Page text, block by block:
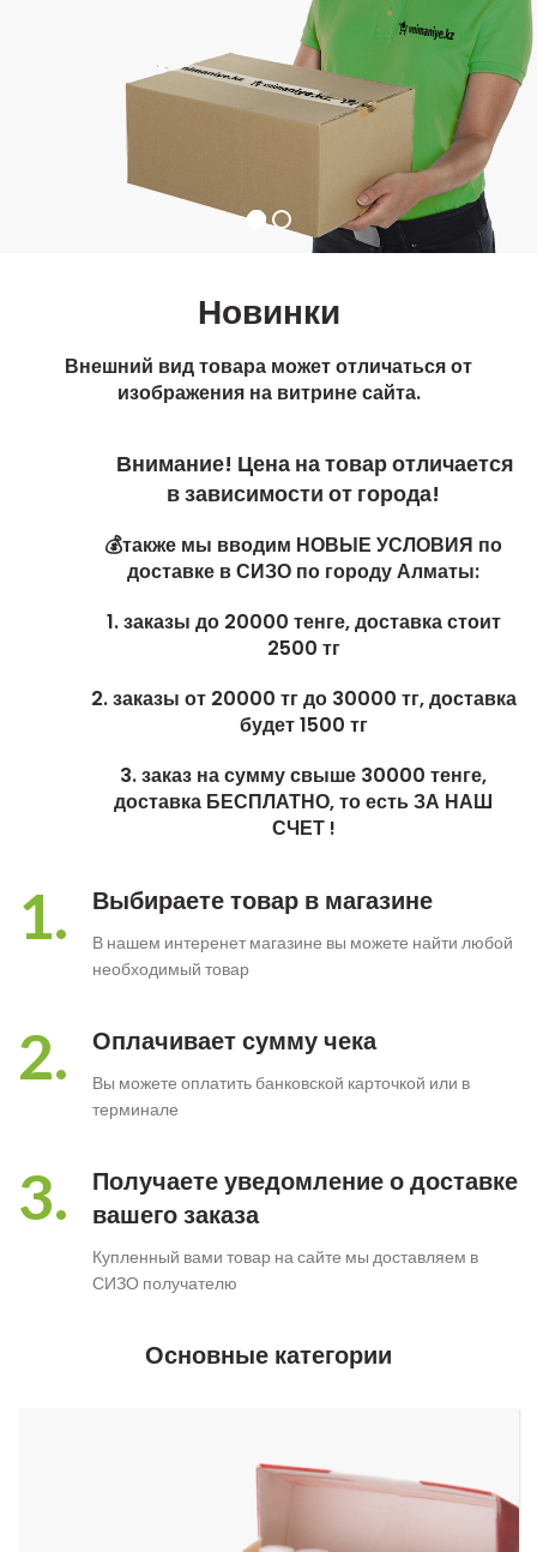
Новинки
Внешний вид товара может отличаться от
изображения на витрине сайта.
Внимание! Цена на товар отличается
в зависимости от города!
💰также мы вводим НОВЫЕ УСЛОВИЯ по
доставке в СИЗО по городу Алматы:
1. заказы до 20000 тенге, доставка стоит
2500 тг
2. заказы от 20000 тг до 30000 тг, доставка
будет 1500 тг
3. заказ на сумму свыше 30000 тенге,
доставка БЕСПЛАТНО, то есть ЗА НАШ
СЧЕТ !
1. Выбираете товар в магазине
В нашем интеренет магазине вы можете найти любой
необходимый товар
2. Оплачивает сумму чека
Вы можете оплатить банковской карточкой или в
терминале
3.
Получаете уведомление о доставке
вашего заказа
Купленный вами товар на сайте мы доставляем в
СИЗО получателю
Основные категории